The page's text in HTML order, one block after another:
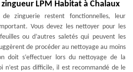
LPM Habitat à Chalaux
zinguerie restent fonctionnelles, leur
Vous devez les nettoyer pour les
ou d’autres saletés qui peuvent les
de procéder au nettoyage au moins
doit s’effectuer lors du nettoyage de la
n’est pas difficile, il est recommandé de le